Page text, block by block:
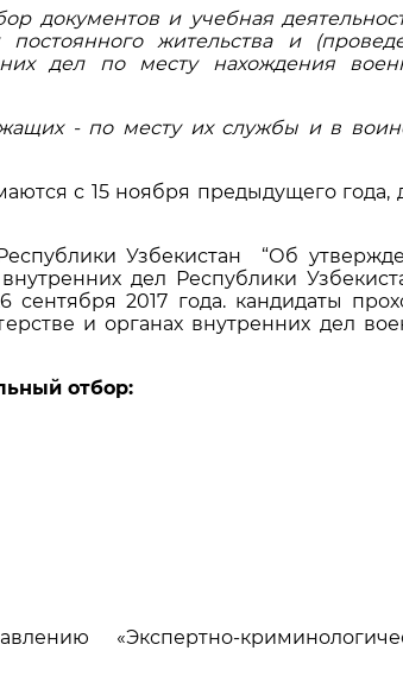
документов и учебная
жительства и
дел по месту нахождения
- по месту их службы и в
с 15 ноября предыдущего года,
Узбекистан “Об
дел Республики
2017 года. кандидаты
и органах внутренних дел
отбор:
«Экспертно-